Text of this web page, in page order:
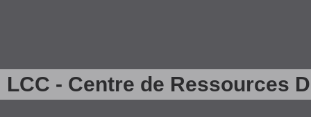
LCC - Centre de Ressources